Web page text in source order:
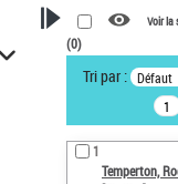
VOTRE
Recherche
notices d’autorité
Œuvres liées à
Temperton,
Voir la
(0)
Tri par : Défaut
1
Temperton,